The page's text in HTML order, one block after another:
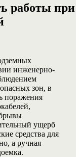
работы при
инженерно-
зон, в
поражения
ущерб
средства для
а ручная